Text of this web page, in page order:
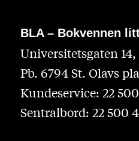
BLA – Bokvennen
Universitetsgaten 14,
Pb. 6794 St. Olavs
Kundeservice: 22
Sentralbord: 22 500